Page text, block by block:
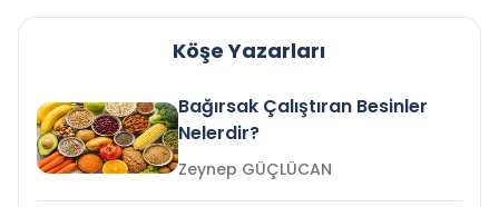
Köşe Yazarları
Bağırsak Çalıştıran Besinler
Nelerdir?
Zeynep GÜÇLÜCAN